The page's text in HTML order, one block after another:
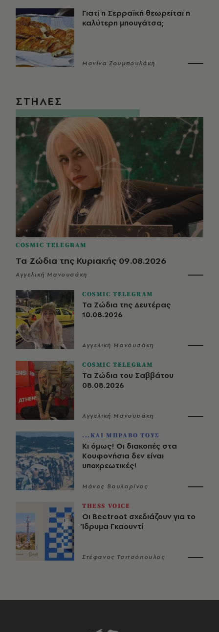
Γιατί η Σερραϊκή θεωρείται η
καλύτερη μπουγάτσα;
Μανίνα Ζουμπουλάκη
ΣΤΗΛΕΣ
COSMIC TELEGRAM
Τα Ζώδια της Κυριακής 09.08.2026
Αγγελική Μανουσάκη
COSMIC TELEGRAM
Τα Ζώδια της Δευτέρας
10.08.2026
Αγγελική Μανουσάκη
COSMIC TELEGRAM
Τα Ζώδια του Σαββάτου
08.08.2026
Αγγελική Μανουσάκη
...ΚΑΙ ΜΠΡΑΒΟ ΤΟΥΣ
Κι όμως! Οι διακοπές στα
Κουφονήσια δεν είναι
υποχρεωτικές!
Μάνος Βουλαρίνος
THESS VOICE
Οι Beetroot σχεδιάζουν για το
Ίδρυμα Γκαουντί
Στέφανος Τσιτσόπουλος